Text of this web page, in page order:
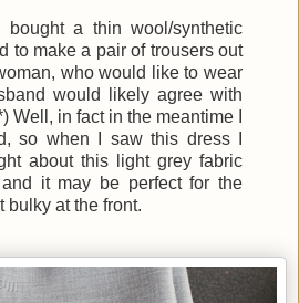
a thin wool/synthetic
to make a pair of trousers out
who would like to wear
would likely agree with
Well, in fact in the meantime I
so when I saw this dress I
about this light grey fabric
it may be perfect for the
bulky at the front.